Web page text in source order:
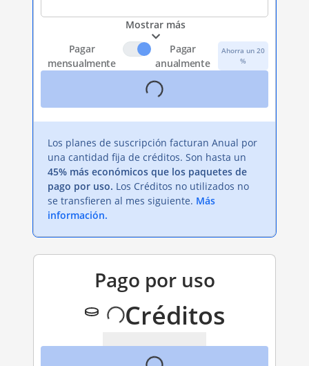
Mostrar más
Pagar
mensualmente
Pagar
anualmente
Ahorra un 20
%
Los planes de suscripción facturan Anual por
una cantidad fija de créditos. Son hasta un
45% más económicos que los paquetes de
pago por uso. Los Créditos no utilizados no
se transfieren al mes siguiente. Más
información.
Pago por uso
Créditos